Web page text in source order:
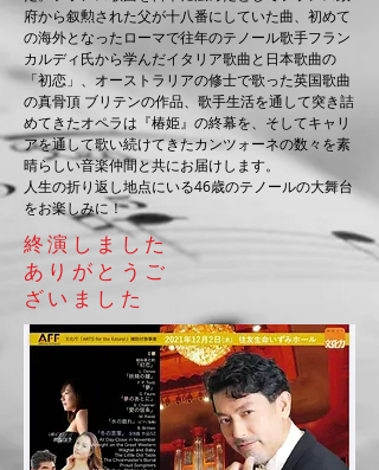
府から叙勲された父が十八番にしていた曲、初めて
の海外となったローマで往年のテノール歌手フラン
カルディ氏から学んだイタリア歌曲と日本歌曲の
「初恋」、オーストラリアの修士で歌った英国歌曲
の真骨頂 ブリテンの作品、歌手生活を通して突き詰
めてきたオペラは『椿姫』の終幕を、そしてキャリ
アを通して歌い続けてきたカンツォーネの数々を素
晴らしい音楽仲間と共にお届けします。
人生の折り返し地点にいる46歳のテノールの大舞台
をお楽しみに！
終演しました
​ありがとうご
ざいました